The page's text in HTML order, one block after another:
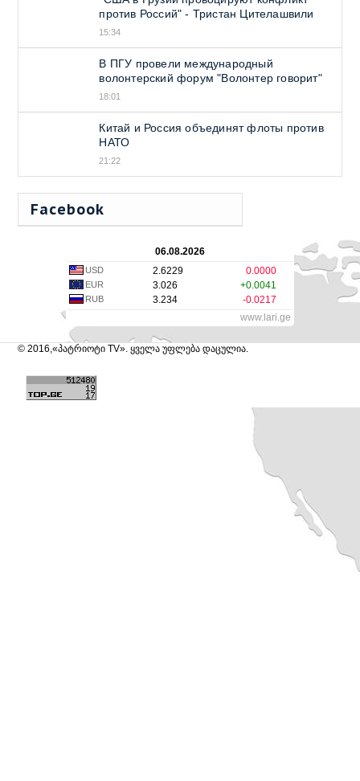
против Россий" - Тристан Цителашвили
15:34
В ПГУ провели международный
волонтерский форум "Волонтер говорит"
18:01
Китай и Россия объединят флоты против
НАТО
21:22
Facebook
06.08.2026
USD 2.6229 0.0000
EUR 3.026 +0.0041
RUB 3.234
-0.0217
www.lari.ge
© 2016,«პატრიოტი TV». ყველა უფლება დაცულია.